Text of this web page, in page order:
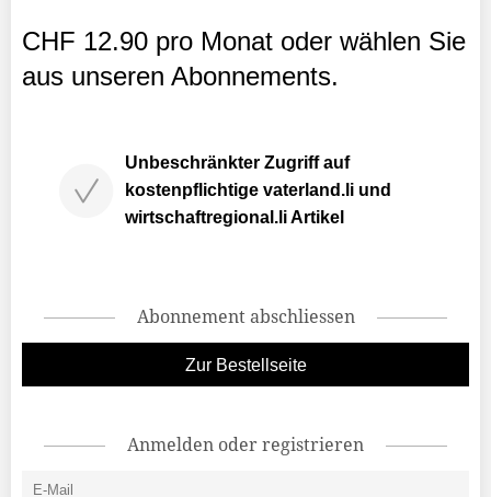
CHF 12.90 pro Monat oder wählen Sie
aus unseren Abonnements.
Unbeschränkter Zugriff auf
kostenpflichtige vaterland.li und
wirtschaftregional.li Artikel
Abonnement abschliessen
Zur Bestellseite
Anmelden oder registrieren